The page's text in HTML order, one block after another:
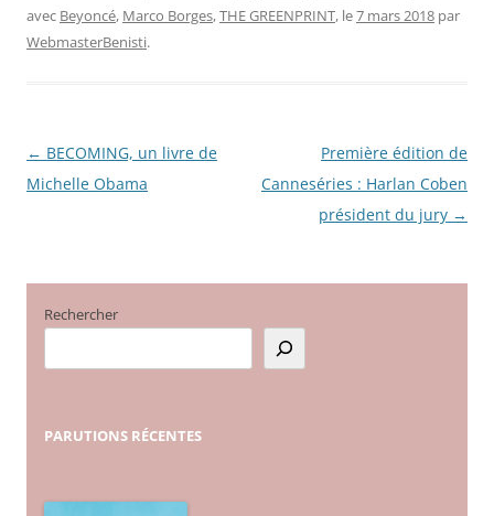
avec Beyoncé, Marco Borges,THE GREENPRINT, le7 mars 2018 par
WebmasterBenisti.
Navigation
des
← BECOMING, un livre de
Michelle Obama
Première édition de
Canneséries : Harlan Coben
président du jury →
Rechercher
PARUTIONS RÉCENTES